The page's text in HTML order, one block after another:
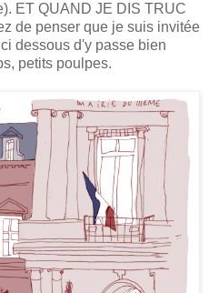
ET QUAND JE DIS TRUC
de penser que je suis invitée
dessous d'y passe bien
petits poulpes.